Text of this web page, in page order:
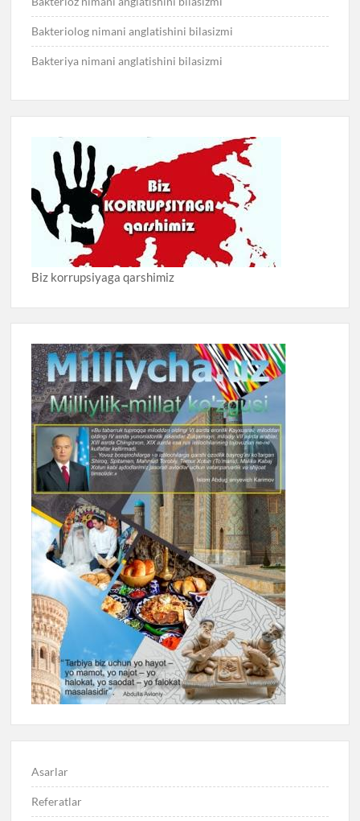
Bakteriolog nimani anglatishini bilasizmi
Bakteriya nimani anglatishini bilasizmi
Biz korrupsiyaga qarshimiz
Asarlar
Referatlar